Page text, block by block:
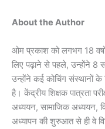
About the Author
ओम प्रकाश को लगभग 18
लिए पढ़ाने से पहले, उन्होंने 8
उन्होंने कई कोचिंग संस्थानों के
है। केंद्रीय शिक्षक पात्रता
अध्ययन, सामाजिक अध्ययन,
अध्यापन की शुरुआत से ही वे